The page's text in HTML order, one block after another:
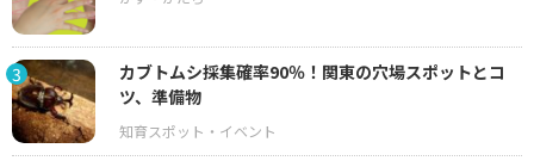
3
カブトムシ採集確率90％！関東の穴場スポットとコ
ツ、準備物